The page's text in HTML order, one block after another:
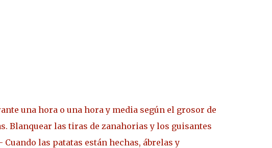
una hora o una hora y media según el grosor de
Blanquear las tiras de zanahorias y los guisantes
las patatas están hechas, ábrelas y